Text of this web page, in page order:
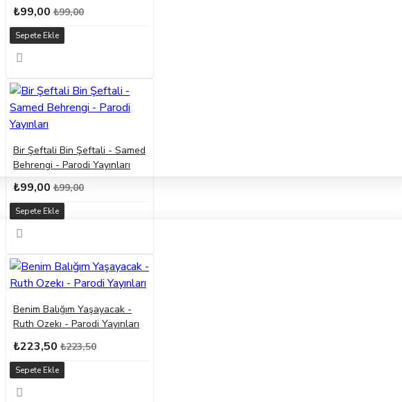
₺99,00 ₺99,00
Sepete Ekle
Bir Şeftali Bin Şeftali - Samed
Behrengi - Parodi Yayınları
₺99,00 ₺99,00
Sepete Ekle
Benim Balığım Yaşayacak -
Ruth Ozekı - Parodi Yayınları
₺223,50 ₺223,50
Sepete Ekle